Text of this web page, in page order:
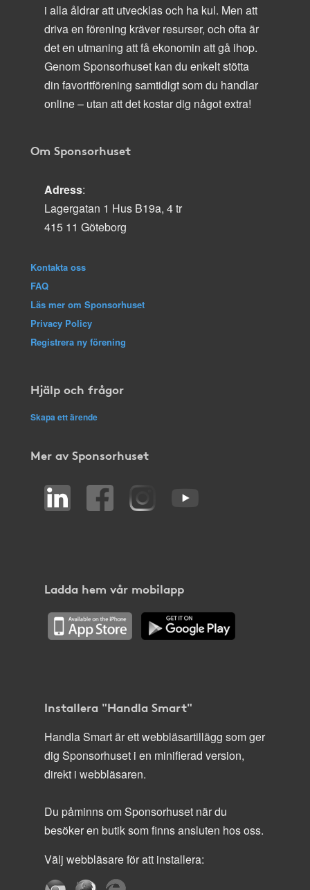
i alla åldrar att utvecklas och ha kul. Men att
driva en förening kräver resurser, och ofta är
det en utmaning att få ekonomin att gå ihop.
Genom Sponsorhuset kan du enkelt stötta
din favoritförening samtidigt som du handlar
online – utan att det kostar dig något extra!
Om Sponsorhuset
Adress:
Lagergatan 1 Hus B19a, 4 tr
415 11 Göteborg
Kontakta oss
FAQ
Läs mer om Sponsorhuset
Privacy Policy
Registrera ny förening
Hjälp och frågor
Skapa ett ärende
Mer av Sponsorhuset
Ladda hem vår mobilapp
Installera "Handla Smart"
Handla Smart är ett webbläsartillägg som ger
dig Sponsorhuset i en minifierad version,
direkt i webbläsaren.
Du påminns om Sponsorhuset när du
besöker en butik som finns ansluten hos oss.
Välj webbläsare för att installera: